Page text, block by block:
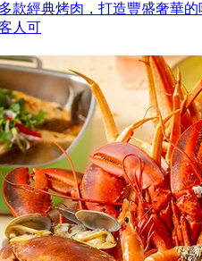
款經典烤肉，打造豐盛奢華
人可